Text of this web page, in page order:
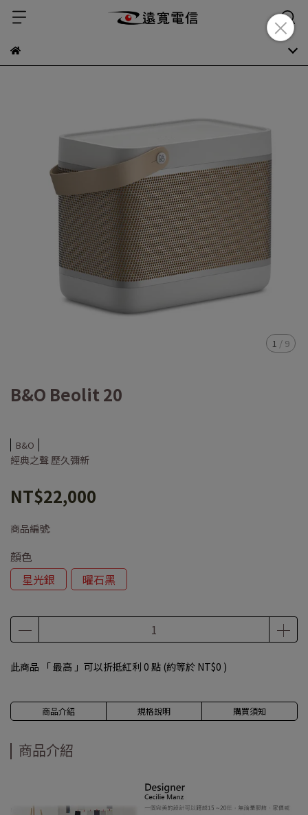
1 / 9
B&O Beolit 20
B&O
經典之聲 歷久彌新
NT$22,000
商品編號:
顏色
星光銀
曜石黑
此商品 「 最高 」可以折抵紅利 0 點 (約等於 NT$0 )
商品介紹 規格說明 購買須知
商品介紹